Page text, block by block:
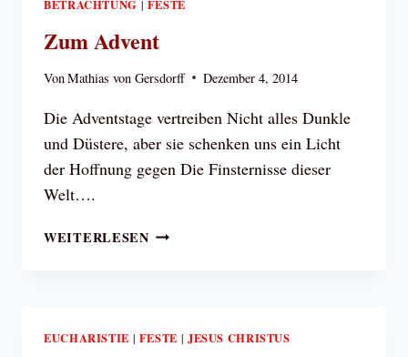
BETRACHTUNG | FESTE
Zum Advent
VonMathias von Gersdorff Dezember 4, 2014
Die Adventstage vertreiben Nicht alles Dunkle
und Düstere, aber sie schenken uns ein Licht
der Hoffnung gegen Die Finsternisse dieser
Welt….
WEITERLESENZUM
EUCHARISTIE | FESTE | JESUS CHRISTUS